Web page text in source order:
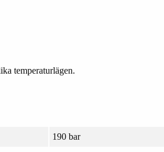
temperaturlägen.
190 bar